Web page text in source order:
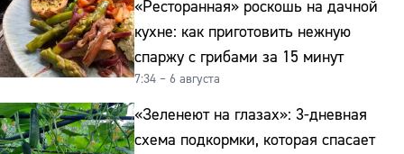
«Ресторанная» роскошь на дачной
кухне: как приготовить нежную
спаржу с грибами за 15 минут
7:34 – 6 августа
«Зеленеют на глазах»: 3-дневная
схема подкормки, которая спасает